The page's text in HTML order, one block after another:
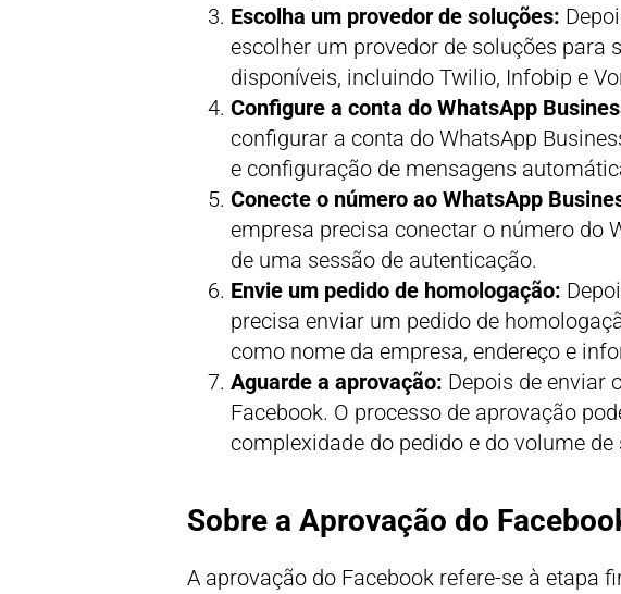
Escolha um provedor de soluções:
escolher um provedor de soluções para
disponíveis, incluindo Twilio, Infobip e
Configure a conta do WhatsApp
configurar a conta do WhatsApp
e configuração de mensagens
Conecte o número ao WhatsApp
empresa precisa conectar o número do
de uma sessão de autenticação.
Envie um pedido de homologação:
precisa enviar um pedido de
como nome da empresa, endereço e
Aguarde a aprovação: Depois de enviar
Facebook. O processo de aprovação
complexidade do pedido e do volume de
Sobre a Aprovação do
A aprovação do Facebook refere-se à etapa